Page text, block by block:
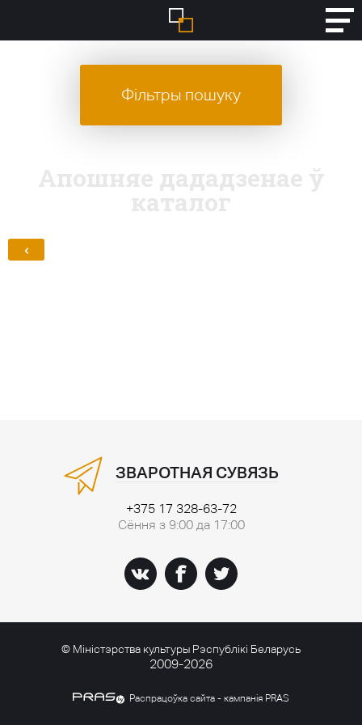
Фільтры пошуку
ЗВАРОТНАЯ СУВЯЗЬ
+375 17 328-63-72
Сёння з 9:00 да 17:00
© Міністэрства культуры Рэспублікі Беларусь
2009-2026
Распрацоўка сайта - кампанія PRAS